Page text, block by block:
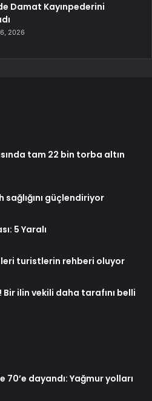
Damat Kayınpederini
2026
tam 22 bin torba altın
sağlığını güçlendiriyor
5 Yaralı
turistlerin rehberi oluyor
ilin vekili daha tarafını belli
dayandı: Yağmur yolları